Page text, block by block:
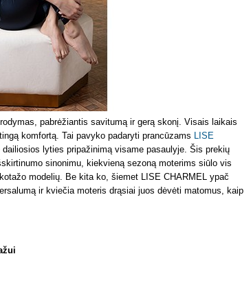
pabrėžiantis savitumą ir gerą skonį. Visais laikais
komfortą. Tai pavyko padaryti prancūzams LISE
lyties pripažinimą visame pasaulyje. Šis prekių
sinonimu, kiekvieną sezoną moterims siūlo vis
modelių. Be kita ko, šiemet LISE CHARMEL ypač
ir kviečia moteris drąsiai juos dėvėti matomus, kaip